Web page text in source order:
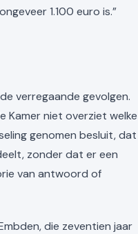
1.100 euro is.”
verregaande gevolgen.
Kamer niet overziet welke
genomen besluit, dat
zonder dat er een
van antwoord of
die zeventien jaar